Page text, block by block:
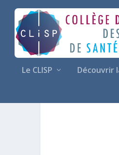
Le CLISP Découvrir